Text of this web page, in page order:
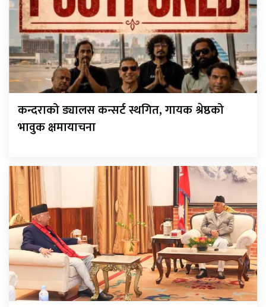
कन्दराको ड्यालस कन्सर्ट स्थगित, गायक श्रेष्ठको
भावुक क्षमायाचना